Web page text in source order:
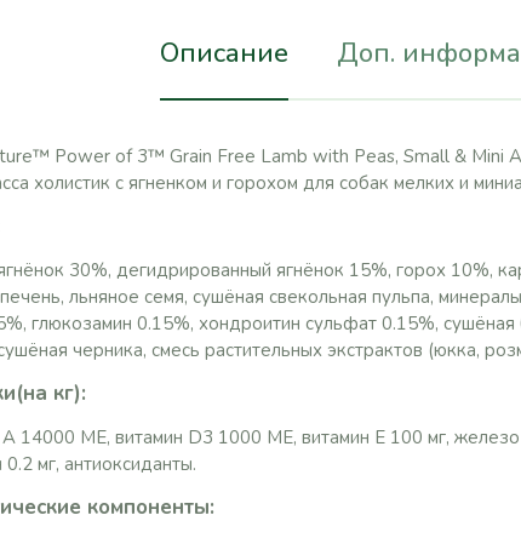
Описание Доп.
Power of 3™ Grain Free Lamb with Peas, Small & Mini
холистик с ягненком и горохом для собак мелких и
30%, дегидрированный ягнёнок 15%, горох 10%,
льняное семя, сушёная свекольная пульпа,
глюкозамин 0.15%, хондроитин сульфат 0.15%,
черника, смесь растительных экстрактов (юкка,
кг):
14000 МЕ, витамин D3 1000 МЕ, витамин E 100 мг,
0.2 мг, антиоксиданты.
компоненты: